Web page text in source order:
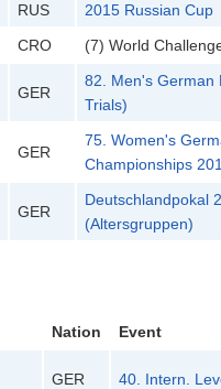
RUS
2015 Russian Cup
CRO (7) World
GER
82. Men's German
Trials)
GER
75. Women's
Championships
GER
Deutschlandpokal
(Altersgruppen)
Nation Event
GER 40. Intern.